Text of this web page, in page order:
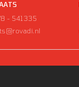
- 541335